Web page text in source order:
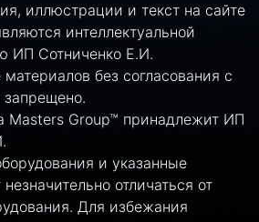
иллюстрации и текст на сайте
интеллектуальной
ИП Сотниченко Е.И.
без согласования с
запрещено.
Masters Group™ принадлежит ИП
и указанные
отличаться от
Для избежания